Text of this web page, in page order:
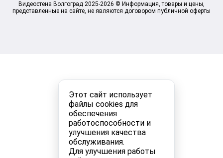
Этот сайт использует
файлы cookies для
обеспечения
работоспособности и
улучшения качества
обслуживания.
Для улучшения работы
Видеостена Волгоград 2025-2026 © Информация, товары и цены,
представленные на сайте, не являются договором публичной оферты